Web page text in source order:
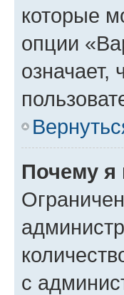
которые
опции
означает,
Почему я
с